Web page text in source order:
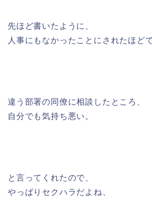
先ほど書いたように、
人事にもなかったことにされたほど
違う部署の同僚に相談したところ、
自分でも気持ち悪い。
と言ってくれたので、
やっぱりセクハラだよね、